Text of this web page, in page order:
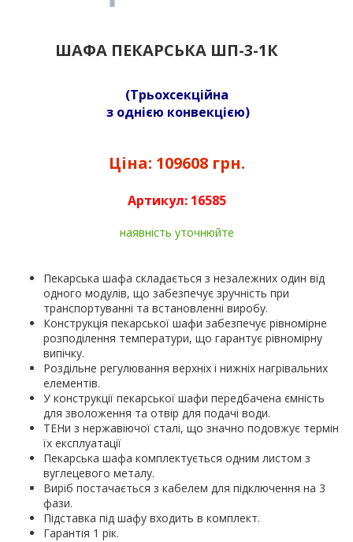
ШАФА ПЕКАРСЬКА ШП-3-1К
(Трьохсекційна
з однією конвекцією)
Ціна: 109608 грн.
Артикул: 16585
наявність уточнюйте
Пекарська шафа складається з незалежних один від
одного модулів, що забезпечує зручність при
транспортуванні та встановленні виробу.
Конструкція пекарської шафи забезпечує рівномірне
розподілення температури, що гарантує рівномірну
випічку.
Роздільне регулювання верхніх і нижніх нагрівальних
елементів.
У конструкції пекарської шафи передбачена ємність
для зволоження та отвір для подачі води.
ТЕНи з нержавіючої сталі, що значно подовжує термін
їх експлуатації
Пекарська шафа комплектується одним листом з
вуглецевого металу.
Виріб постачається з кабелем для підключення на 3
фази.
Підставка під шафу входить в комплект.
Гарантія 1 рік.